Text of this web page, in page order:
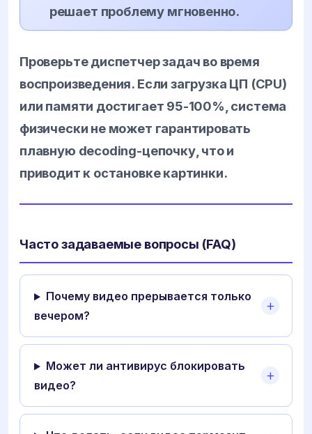
решает проблему мгновенно.
Проверьте диспетчер задач во время
воспроизведения. Если загрузка ЦП (CPU)
или памяти достигает 95-100%, система
физически не может гарантировать
плавную decoding-цепочку, что и
приводит к остановке картинки.
Часто задаваемые вопросы (FAQ)
Почему видео прерывается только
вечером?
Может ли антивирус блокировать
видео?